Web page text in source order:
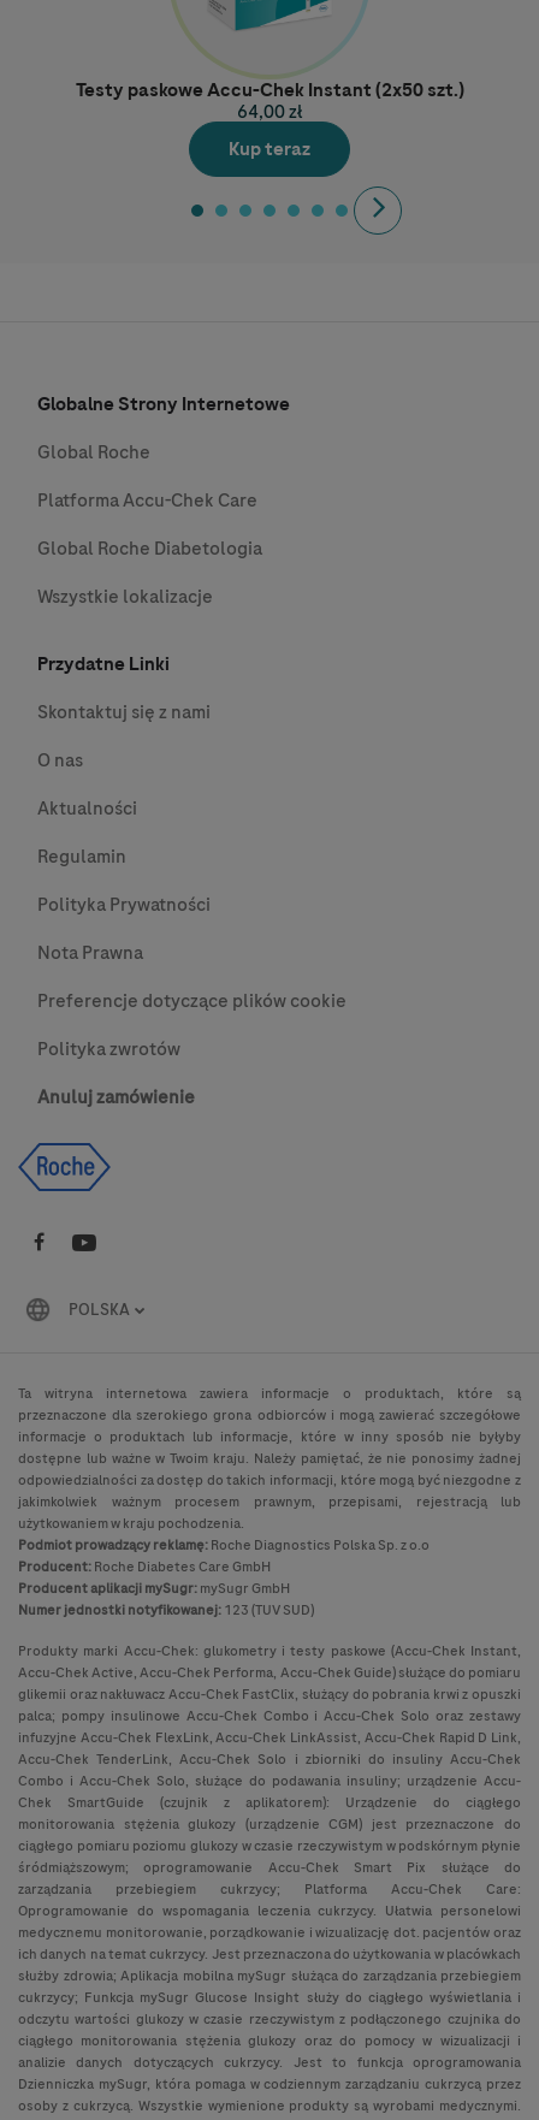
Testy paskowe Accu-Chek Instant (2x50 szt.)
64,00 zł
Kup teraz
Next
Globalne Strony Internetowe
Global Roche
Platforma Accu-Chek Care
Global Roche Diabetologia
Wszystkie lokalizacje
Przydatne Linki
Skontaktuj się z nami
O nas
Aktualności
Regulamin
Polityka Prywatności
Nota Prawna
Preferencje dotyczące plików cookie
Polityka zwrotów
Anuluj zamówienie
POLSKA
Ta witryna internetowa zawiera informacje o produktach, które są
przeznaczone dla szerokiego grona odbiorców i mogą zawierać szczegółowe
informacje o produktach lub informacje, które w inny sposób nie byłyby
dostępne lub ważne w Twoim kraju. Należy pamiętać, że nie ponosimy żadnej
odpowiedzialności za dostęp do takich informacji, które mogą być niezgodne z
jakimkolwiek ważnym procesem prawnym, przepisami, rejestracją lub
użytkowaniem w kraju pochodzenia.
Podmiot prowadzący reklamę:Roche Diagnostics Polska Sp. z o.o
Producent:Roche Diabetes Care GmbH
Producent aplikacji mySugr:mySugr GmbH
Numer jednostki notyfikowanej:123 (TUV SUD)
Produkty marki Accu-Chek: glukometry i testy paskowe (Accu-Chek Instant,
Accu-Chek Active, Accu-Chek Performa, Accu-Chek Guide) służące do pomiaru
glikemii oraz nakłuwacz Accu-Chek FastClix, służący do pobrania krwi z opuszki
palca; pompy insulinowe Accu-Chek Combo i Accu-Chek Solo oraz zestawy
infuzyjne Accu-Chek FlexLink, Accu-Chek LinkAssist, Accu-Chek Rapid D Link,
Accu-Chek TenderLink, Accu-Chek Solo i zbiorniki do insuliny Accu-Chek
Combo i Accu-Chek Solo, służące do podawania insuliny; urządzenie Accu-
Chek SmartGuide (czujnik z aplikatorem): Urządzenie do ciągłego
monitorowania stężenia glukozy (urządzenie CGM) jest przeznaczone do
ciągłego pomiaru poziomu glukozy w czasie rzeczywistym w podskórnym płynie
śródmiąższowym; oprogramowanie Accu-Chek Smart Pix służące do
zarządzania przebiegiem cukrzycy; Platforma Accu-Chek Care:
Oprogramowanie do wspomagania leczenia cukrzycy. Ułatwia personelowi
medycznemu monitorowanie, porządkowanie i wizualizację dot. pacjentów oraz
ich danych na temat cukrzycy. Jest przeznaczona do użytkowania w placówkach
służby zdrowia; Aplikacja mobilna mySugr służąca do zarządzania przebiegiem
cukrzycy; Funkcja mySugr Glucose Insight służy do ciągłego wyświetlania i
odczytu wartości glukozy w czasie rzeczywistym z podłączonego czujnika do
ciągłego monitorowania stężenia glukozy oraz do pomocy w wizualizacji i
analizie danych dotyczących cukrzycy. Jest to funkcja oprogramowania
Dzienniczka mySugr, która pomaga w codziennym zarządzaniu cukrzycą przez
osoby z cukrzycą. Wszystkie wymienione produkty są wyrobami medycznymi.